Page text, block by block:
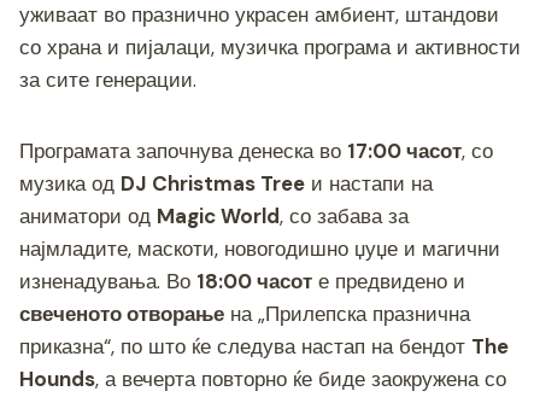
уживаат во празнично украсен амбиент, штандови
со храна и пијалаци, музичка програма и активности
за сите генерации.
Програмата започнува денеска во 17:00 часот, со
музика од DJ Christmas Tree и настапи на
аниматори од Magic World, со забава за
најмладите, маскоти, новогодишно џуџе и магични
изненадувања. Во 18:00 часот е предвидено и
свеченото отворање на „Прилепска празнична
приказна“, по што ќе следува настап на бендот The
Hounds, а вечерта повторно ќе биде заокружена со